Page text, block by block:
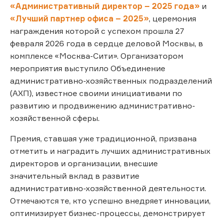
«Административный директор – 2025 года» и
«Лучший партнер офиса – 2025», церемония
награждения которой с успехом прошла 27
февраля 2026 года в сердце деловой Москвы, в
комплексе «Москва-Сити». Организатором
мероприятия выступило Объединение
административно-хозяйственных подразделений
(АХП), известное своими инициативами по
развитию и продвижению административно-
хозяйственной сферы.
Премия, ставшая уже традиционной, призвана
отметить и наградить лучших административных
директоров и организации, внесшие
значительный вклад в развитие
административно-хозяйственной деятельности.
Отмечаются те, кто успешно внедряет инновации,
оптимизирует бизнес-процессы, демонстрирует